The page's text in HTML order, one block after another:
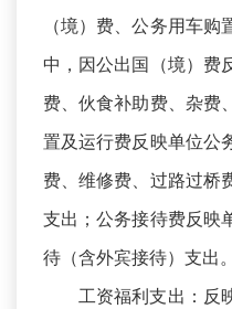
（境）费、公务用车
中，因公出国（境）费
费、伙食补助费、杂费
置及运行费反映单位公
费、维修费、过路过桥
支出；公务接待费反映
待（含外宾接待）支出。
工资福利支出：反